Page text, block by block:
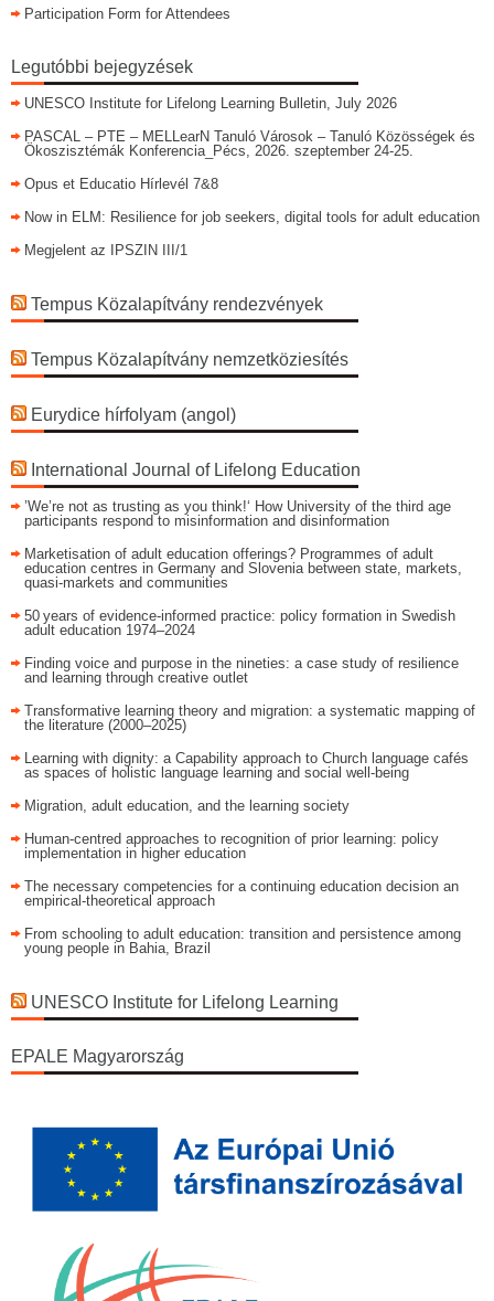
Participation Form for Attendees
Legutóbbi bejegyzések
UNESCO Institute for Lifelong Learning Bulletin, July 2026
PASCAL – PTE – MELLearN Tanuló Városok – Tanuló Közösségek és
Ökoszisztémák Konferencia_Pécs, 2026. szeptember 24-25.
Opus et Educatio Hírlevél 7&8
Now in ELM: Resilience for job seekers, digital tools for adult education
Megjelent az IPSZIN III/1
Tempus Közalapítvány rendezvények
Tempus Közalapítvány nemzetköziesítés
Eurydice hírfolyam (angol)
International Journal of Lifelong Education
’We’re not as trusting as you think!‘ How University of the third age
participants respond to misinformation and disinformation
Marketisation of adult education offerings? Programmes of adult
education centres in Germany and Slovenia between state, markets,
quasi-markets and communities
50 years of evidence‑informed practice: policy formation in Swedish
adult education 1974–2024
Finding voice and purpose in the nineties: a case study of resilience
and learning through creative outlet
Transformative learning theory and migration: a systematic mapping of
the literature (2000–2025)
Learning with dignity: a Capability approach to Church language cafés
as spaces of holistic language learning and social well-being
Migration, adult education, and the learning society
Human-centred approaches to recognition of prior learning: policy
implementation in higher education
The necessary competencies for a continuing education decision an
empirical-theoretical approach
From schooling to adult education: transition and persistence among
young people in Bahia, Brazil
UNESCO Institute for Lifelong Learning
EPALE Magyarország